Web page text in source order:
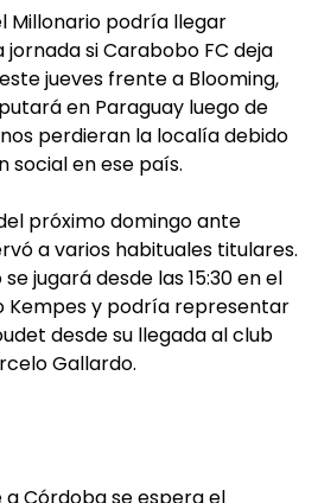
Millonario podría llegar
si Carabobo FC deja
jueves frente a Blooming,
en Paraguay luego de
perdieran la localía debido
social en ese país.
próximo domingo ante
a varios habituales titulares.
jugará desde las 15:30 en el
Kempes y podría representar
desde su llegada al club
Gallardo.